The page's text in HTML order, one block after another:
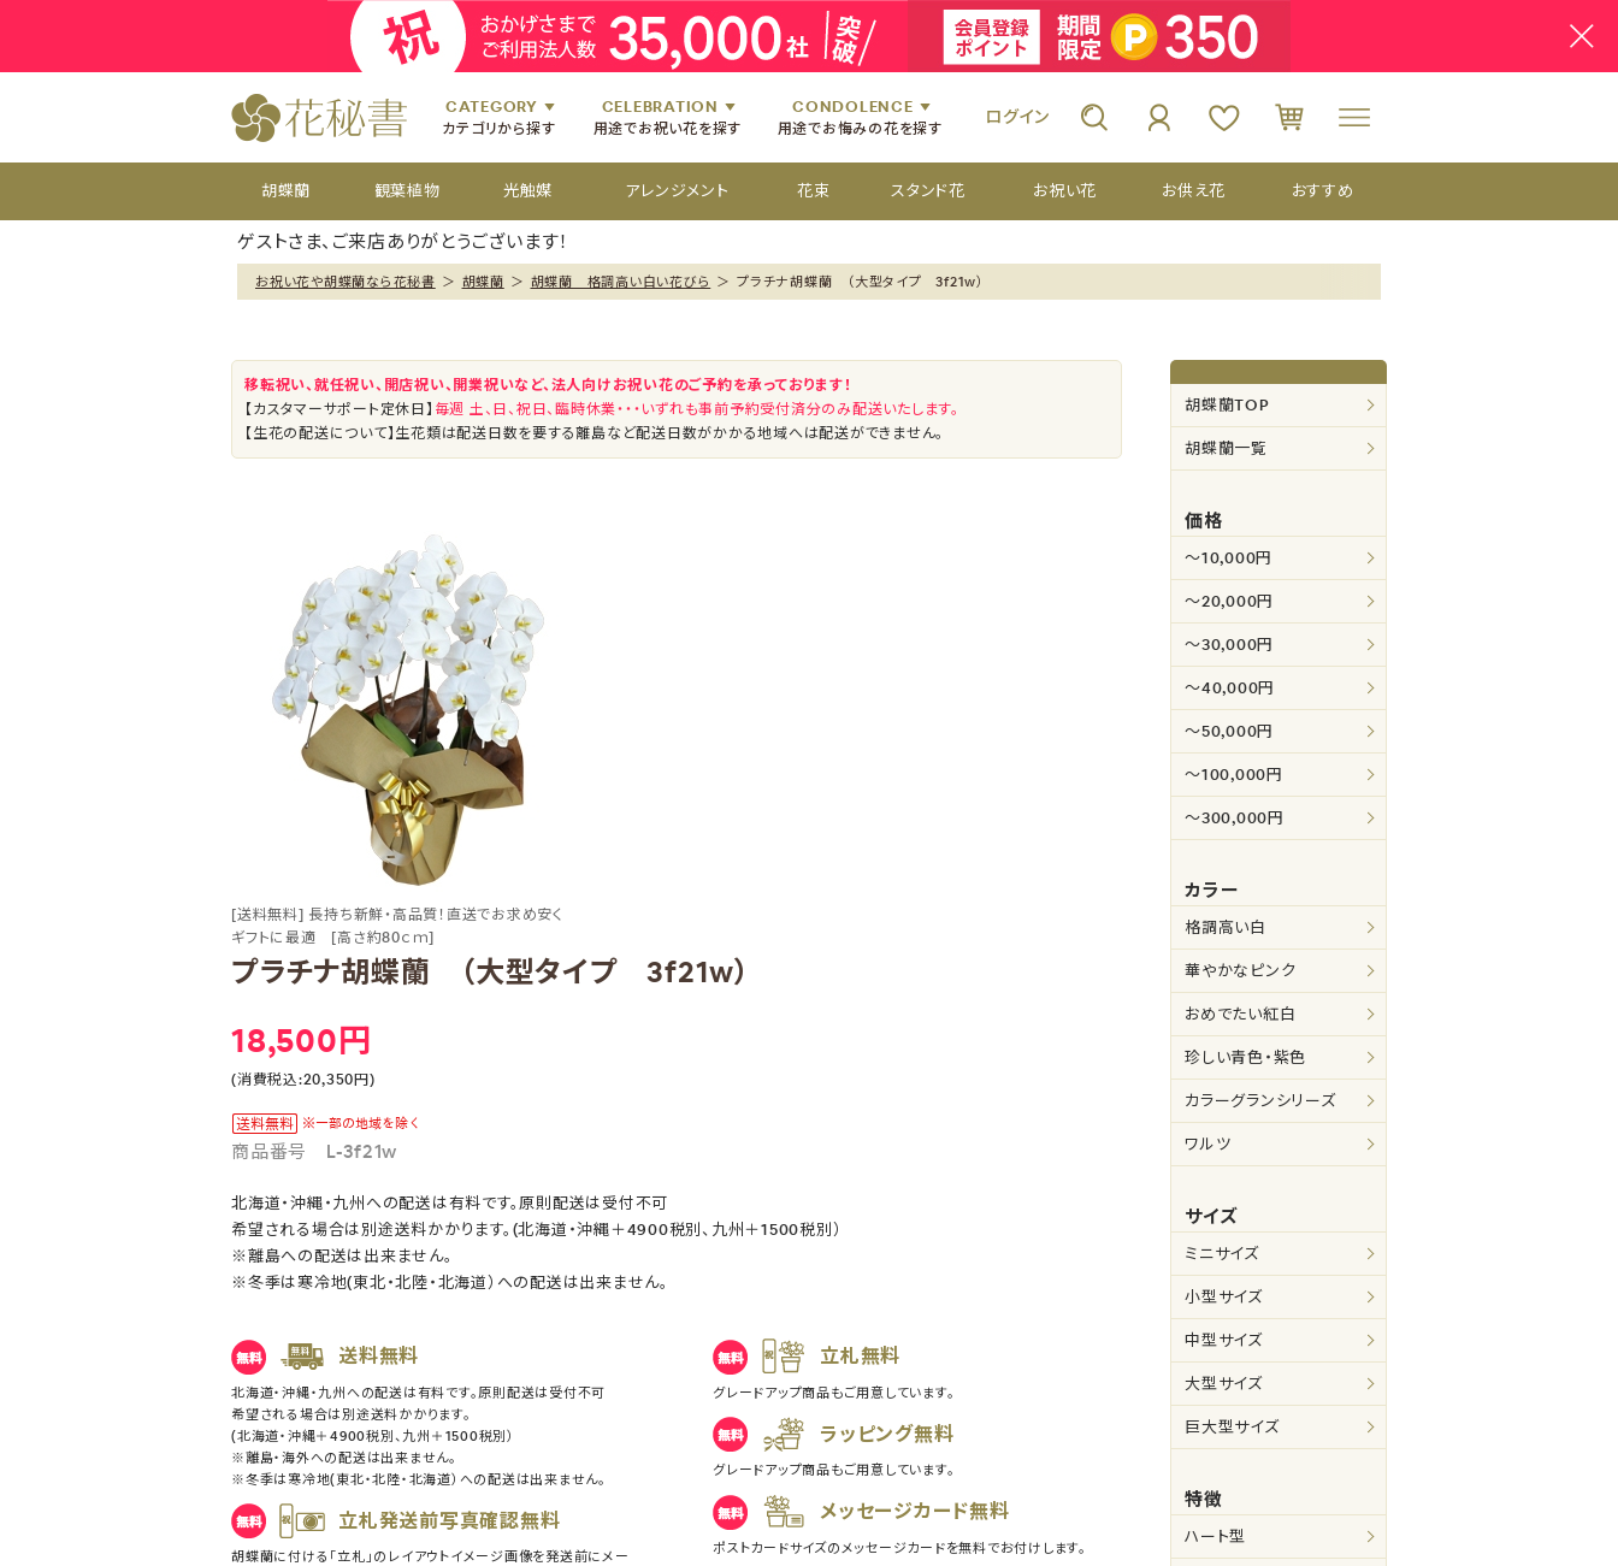
CATEGORY
カテゴリから探す
お祝い花
お供え花
おすすめ
CELEBRATION
用途でお祝い花を探す
開店祝いのお花
開設祝いのお花
楽屋見舞いのお花
個展・展覧会のお花
CONDOLENCE
用途でお悔みの花を探す
四十九日のお供え花
百か日のお供え花
お彼岸のお供え花
供花[通夜・葬儀・告別式]
ログイン
胡蝶蘭 観葉植物 光触媒 アレンジメント 花束 スタンド花 お祝い花 お供え花 おすすめ
ゲストさま、ご来店ありがとうございます！
お祝い花や胡蝶蘭なら花秘書 ＞ 胡蝶蘭 ＞ 胡蝶蘭 格調高い白い花びら ＞ プラチナ胡蝶蘭 （大型タイプ 3f21w）
移転祝い、就任祝い、開店祝い、開業祝いなど、法人向けお祝い花のご予約を承っております！
【カスタマーサポート定休日】 毎週 土、日、祝日、臨時休業・・・いずれも事前予約受付済分のみ配送いたします。
【生花の配送について】生花類は配送日数を要する離島など配送日数がかかる地域へは配送ができません。
[送料無料] 長持ち新鮮・高品質！直送でお求め安く
ギフトに最適 [高さ約80ｃｍ]
プラチナ胡蝶蘭 （大型タイプ 3f21w）
18,500円
(消費税込:20,350円)
商品番号 L-3f21w
北海道・沖縄・九州への配送は有料です。原則配送は受付不可
希望される場合は別途送料かかります。(北海道・沖縄＋4900税別、九州＋1500税別）
※離島への配送は出来ません。
※冬季は寒冷地(東北・北陸・北海道）への配送は出来ません。
送料無料
北海道・沖縄・九州への配送は有料です。原則配送は受付不可
希望される場合は別途送料かかります。
(北海道・沖縄＋4900税別、九州＋1500税別）
※離島・海外への配送は出来ません。
※冬季は寒冷地(東北・北陸・北海道）への配送は出来ません。
立札発送前写真確認無料
胡蝶蘭に付ける「立札」のレイアウトイメージ画像を発送前にメー
立札無料
グレードアップ商品もご用意しています。
ラッピング無料
グレードアップ商品もご用意しています。
メッセージカード無料
ポストカードサイズのメッセージカードを無料でお付けします。
胡蝶蘭TOP
胡蝶蘭一覧
価格
～10,000円
～20,000円
～30,000円
～40,000円
～50,000円
～100,000円
～300,000円
カラー
格調高い白
華やかなピンク
おめでたい紅白
珍しい青色・紫色
カラーグランシリーズ
ワルツ
サイズ
ミニサイズ
小型サイズ
中型サイズ
大型サイズ
巨大型サイズ
特徴
ハート型